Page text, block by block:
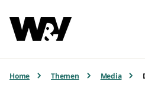
Home Themen Media